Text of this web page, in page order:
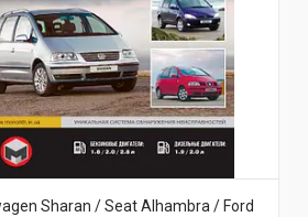
Sharan / Seat Alhambra / Ford